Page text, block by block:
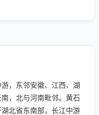
，东邻安徽、江西、湖
，北与河南毗邻。黄石
北省东南部，长江中游